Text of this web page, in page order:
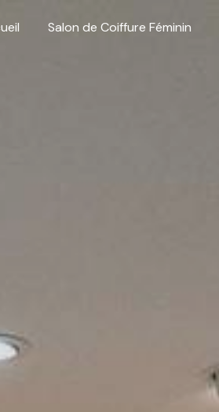
Salon de Coiffure Féminin